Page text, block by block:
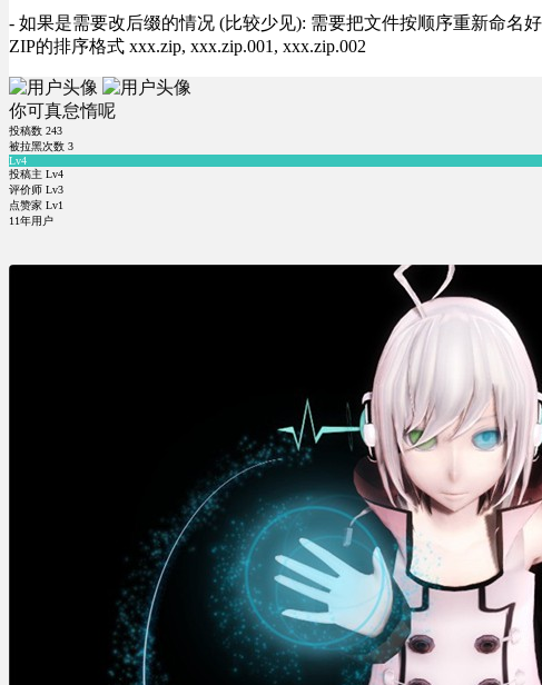
- 如果是需要改后缀的情况 (比较少见): 需要把文件按顺序重新命名好
ZIP的排序格式 xxx.zip, xxx.zip.001, xxx.zip.002
你可真怠惰呢
投稿数 243
被拉黑次数 3
Lv4
投稿主 Lv4
评价师 Lv3
点赞家 Lv1
11年用户